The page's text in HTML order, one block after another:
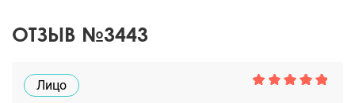
ОТЗЫВ №3443
Лицо